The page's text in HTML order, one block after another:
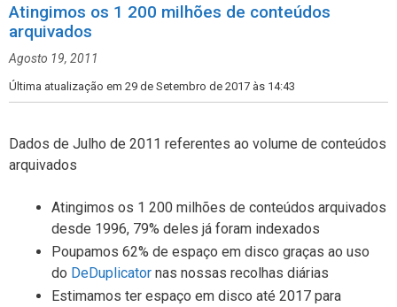
e
g
r
i
a
Atingimos os 1 200 milhões de conteúdos
arquivados
Agosto 19, 2011
Última atualização em 29 de Setembro de 2017 às 14:43
Dados de Julho de 2011 referentes ao volume de conteúdos
arquivados
Atingimos os 1 200 milhões de conteúdos arquivados
desde 1996, 79% deles já foram indexados
Poupamos 62% de espaço em disco graças ao uso
do DeDuplicator nas nossas recolhas diárias
Estimamos ter espaço em disco até 2017 para